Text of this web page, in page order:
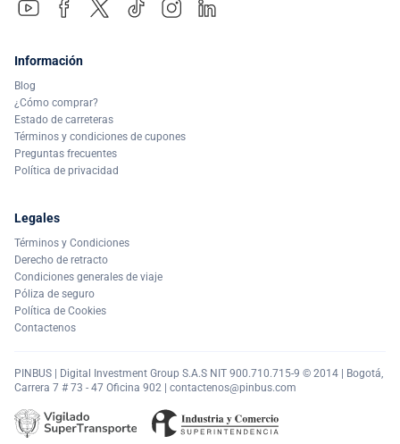
Información
Blog
¿Cómo comprar?
Estado de carreteras
Términos y condiciones de cupones
Preguntas frecuentes
Política de privacidad
Legales
Términos y Condiciones
Derecho de retracto
Condiciones generales de viaje
Póliza de seguro
Política de Cookies
Contactenos
PINBUS | Digital Investment Group S.A.S NIT 900.710.715-9 © 2014 | Bogotá,
Carrera 7 # 73 - 47 Oficina 902 | contactenos@pinbus.com